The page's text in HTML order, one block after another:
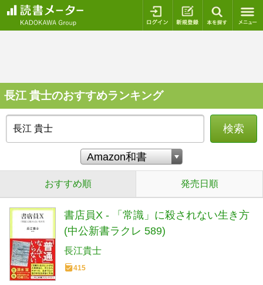
ログイン 新規登録
長江 貴士のおすすめランキング
検索
おすすめ順 発売日順
書店員X - 「常識」に殺されない生き方
(中公新書ラクレ 589)
長江貴士
415